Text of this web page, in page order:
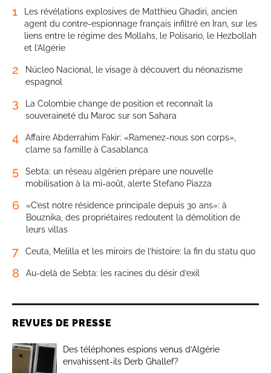
1
Les révélations explosives de Matthieu Ghadiri, ancien
agent du contre-espionnage français infiltré en Iran, sur les
liens entre le régime des Mollahs, le Polisario, le Hezbollah
et l’Algérie
2
Núcleo Nacional, le visage à découvert du néonazisme
espagnol
3
La Colombie change de position et reconnaît la
souveraineté du Maroc sur son Sahara
4
Affaire Abderrahim Fakir: «Ramenez-nous son corps»,
clame sa famille à Casablanca
5
Sebta: un réseau algérien prépare une nouvelle
mobilisation à la mi-août, alerte Stefano Piazza
6
«C’est notre résidence principale depuis 30 ans»: à
Bouznika, des propriétaires redoutent la démolition de
leurs villas
7 Ceuta, Melilla et les miroirs de l’histoire: la fin du statu quo
8 Au-delà de Sebta: les racines du désir d’exil
REVUES DE PRESSE
Des téléphones espions venus d’Algérie
envahissent-ils Derb Ghallef?